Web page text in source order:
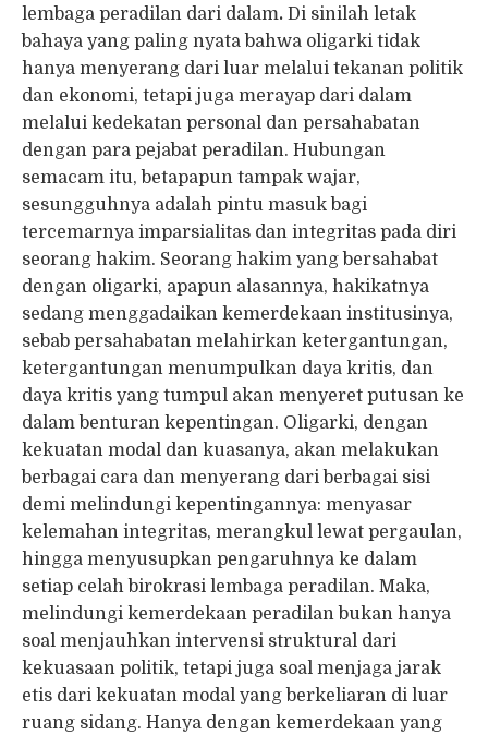
lembaga peradilan dari dalam. Di sinilah letak
bahaya yang paling nyata bahwa oligarki tidak
hanya menyerang dari luar melalui tekanan politik
dan ekonomi, tetapi juga merayap dari dalam
melalui kedekatan personal dan persahabatan
dengan para pejabat peradilan. Hubungan
semacam itu, betapapun tampak wajar,
sesungguhnya adalah pintu masuk bagi
tercemarnya imparsialitas dan integritas pada diri
seorang hakim. Seorang hakim yang bersahabat
dengan oligarki, apapun alasannya, hakikatnya
sedang menggadaikan kemerdekaan institusinya,
sebab persahabatan melahirkan ketergantungan,
ketergantungan menumpulkan daya kritis, dan
daya kritis yang tumpul akan menyeret putusan ke
dalam benturan kepentingan. Oligarki, dengan
kekuatan modal dan kuasanya, akan melakukan
berbagai cara dan menyerang dari berbagai sisi
demi melindungi kepentingannya: menyasar
kelemahan integritas, merangkul lewat pergaulan,
hingga menyusupkan pengaruhnya ke dalam
setiap celah birokrasi lembaga peradilan. Maka,
melindungi kemerdekaan peradilan bukan hanya
soal menjauhkan intervensi struktural dari
kekuasaan politik, tetapi juga soal menjaga jarak
etis dari kekuatan modal yang berkeliaran di luar
ruang sidang. Hanya dengan kemerdekaan yang